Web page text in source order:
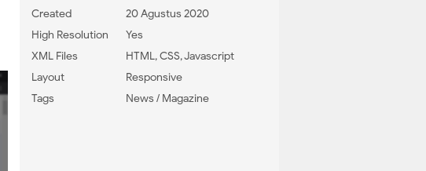
Created
20 Agustus 2020
High Resolution
Yes
XML Files
HTML, CSS, Javascript
Layout
Responsive
Tags
News / Magazine